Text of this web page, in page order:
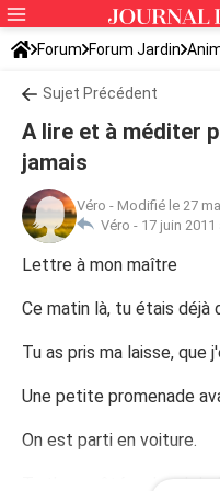
Forum Forum Jardin
Sujet Précédent
A lire et à méditer
jamais
Véro - Modifié le 27
Véro - 17 juin 2011
Lettre à mon maître
Ce matin là, tu étais déjà
Tu as pris ma laisse, que
Une petite promenade
On est parti en voiture.
Tu t'es arrêté au bord